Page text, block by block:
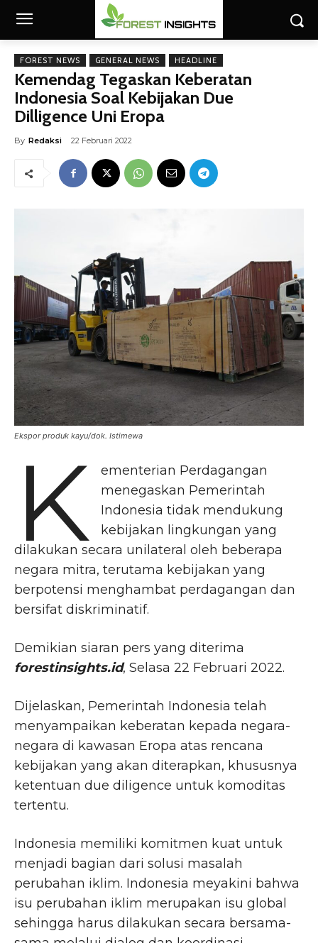
FOREST NEWS GENERAL NEWS HEADLINE
Kemendag Tegaskan Keberatan
Indonesia Soal Kebijakan Due
Dilligence Uni Eropa
By Redaksi 22 Februari 2022
Ekspor produk kayu/dok. Istimewa
K
ementerian Perdagangan
menegaskan Pemerintah
Indonesia tidak mendukung
kebijakan lingkungan yang
dilakukan secara unilateral oleh beberapa
negara mitra, terutama kebijakan yang
berpotensi menghambat perdagangan dan
bersifat diskriminatif.
Demikian siaran pers yang diterima
forestinsights.id, Selasa 22 Februari 2022.
Dijelaskan, Pemerintah Indonesia telah
menyampaikan keberatan kepada negara-
negara di kawasan Eropa atas rencana
kebijakan yang akan diterapkan, khususnya
ketentuan due diligence untuk komoditas
tertentu.
Indonesia memiliki komitmen kuat untuk
menjadi bagian dari solusi masalah
perubahan iklim. Indonesia meyakini bahwa
isu perubahan iklim merupakan isu global
sehingga harus dilakukan secara bersama-